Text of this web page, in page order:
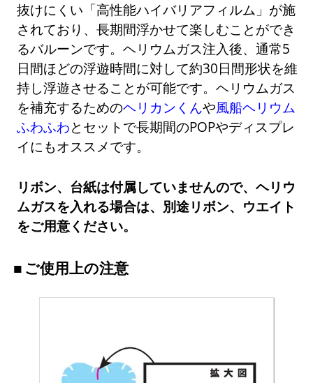
抜けにくい「高性能ハイバリアフィルム」が施
されており、長期間浮かせて楽しむことができ
るバルーンです。ヘリウムガス注入後、通常5
日間ほどの浮遊時間に対して約30日間形状を維
持し浮遊させることが可能です。ヘリウムガス
を補充するためのヘリカンくんや風船ヘリウム
ふわふわとセットで長期間のPOPやディスプレ
イにもオススメです。
リボン、台紙は付属していませんので、ヘリウ
ムガスを入れる場合は、別途リボン、ウエイト
をご用意ください。
ご使用上の注意